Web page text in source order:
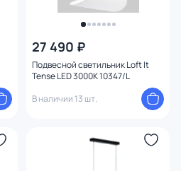
27 490 ₽
Подвесной светильник Loft It
Tense LED 3000K 10347/L
В наличии 13 шт.